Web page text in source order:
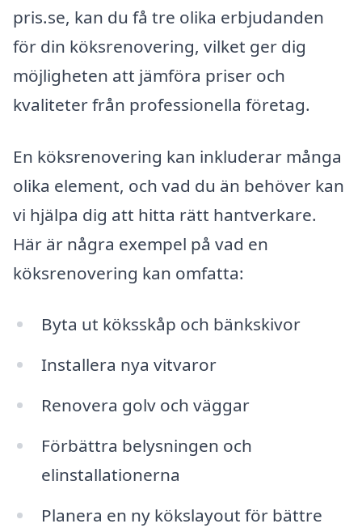
pris.se, kan du få tre olika erbjudanden
för din köksrenovering, vilket ger dig
möjligheten att jämföra priser och
kvaliteter från professionella företag.
En köksrenovering kan inkluderar många
olika element, och vad du än behöver kan
vi hjälpa dig att hitta rätt hantverkare.
Här är några exempel på vad en
köksrenovering kan omfatta:
Byta ut köksskåp och bänkskivor
Installera nya vitvaror
Renovera golv och väggar
Förbättra belysningen och
elinstallationerna
Planera en ny kökslayout för bättre